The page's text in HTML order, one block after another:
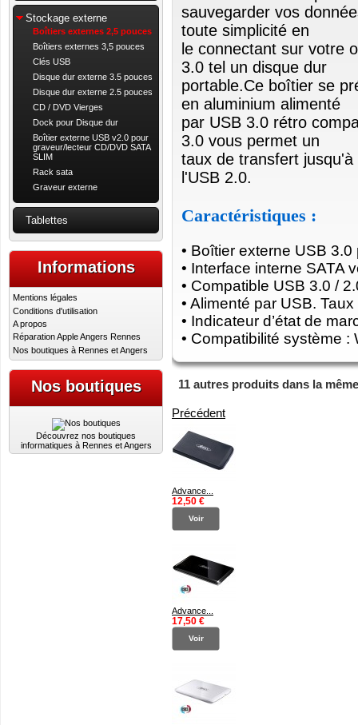
Stockage externe
Boîtiers externes 2,5 pouces
Boîtiers externes 3,5 pouces
Clés USB
Disque dur externe 3.5 pouces
Disque dur externe 2.5 pouces
CD / DVD Vierges
Dock pour Disque dur
Boîtier externe USB v2.0 pour
graveur/lecteur CD/DVD SATA
SLIM
Rack sata
Graveur externe
Tablettes
Informations
Mentions légales
Conditions d'utilisation
A propos
Réparation Apple Angers Rennes
Nos boutiques à Rennes et Angers
Nos boutiques
Découvrez nos boutiques
informatiques à Rennes et Angers
sauvegarder vos
toute simplicité en
le connectant sur votre
3.0 tel un disque dur
portable.Ce boîtier se
en aluminium alimenté
par USB 3.0 rétro
3.0 vous permet un
taux de transfert
l'USB 2.0.
Caractéristiques :
• Boîtier externe USB 3.0
• Interface interne SATA
• Compatible USB 3.0 /
• Alimenté par USB.
• Indicateur d’état de
• Compatibilité système
11 autres produits dans la
Précédent
Advance...
12,50 €
Voir
Advance...
17,50 €
Voir